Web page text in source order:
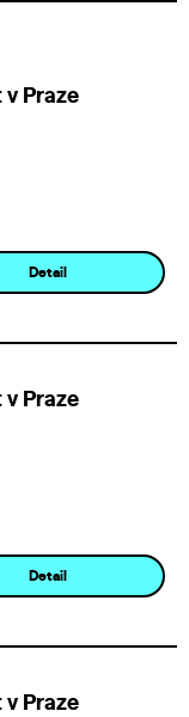
Praze
Detail
Praze
Detail
Praze